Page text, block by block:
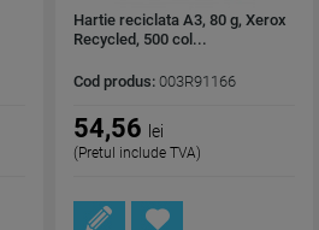
Hartie reciclata A3, 80 g, Xerox
Recycled, 500 col...
Cod produs: 003R91166
54,56 lei
(Pretul include TVA)